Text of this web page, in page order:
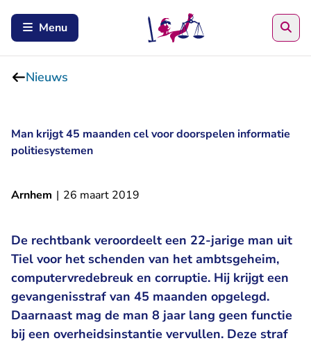
Menu
Nieuws
Man krijgt 45 maanden cel voor doorspelen informatie
politiesystemen
Arnhem | 26 maart 2019
De rechtbank veroordeelt een 22-jarige man uit
Tiel voor het schenden van het ambtsgeheim,
computervredebreuk en corruptie. Hij krijgt een
gevangenisstraf van 45 maanden opgelegd.
Daarnaast mag de man 8 jaar lang geen functie
bij een overheidsinstantie vervullen. Deze straf